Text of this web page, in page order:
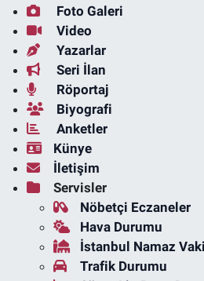
Foto Galeri
Video
Yazarlar
Seri İlan
Röportaj
Biyografi
Anketler
Künye
İletişim
Servisler
Nöbetçi Eczaneler
Hava Durumu
İstanbul Namaz
Trafik Durumu